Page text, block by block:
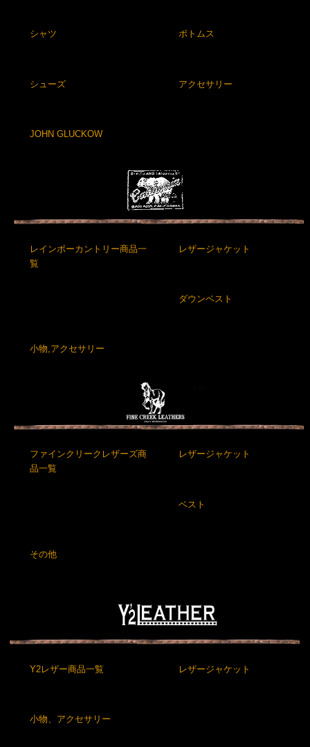
シャツ ボトムス
シューズ アクセサリー
JOHN GLUCKOW
レインボーカントリー商品一
覧
レザージャケット
ダウンベスト
小物,アクセサリー
ファインクリークレザーズ商
品一覧
レザージャケット
ベスト
その他
Y2レザー商品一覧 レザージャケット
小物、アクセサリー